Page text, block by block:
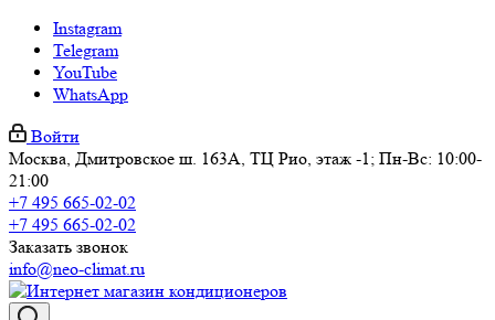
Instagram
Telegram
YouTube
WhatsApp
Войти
Москва, Дмитровское ш. 163А, ТЦ Рио, этаж -1; Пн-Вс: 10:00-
21:00
+7 495 665-02-02
+7 495 665-02-02
Заказать звонок
info@neo-climat.ru